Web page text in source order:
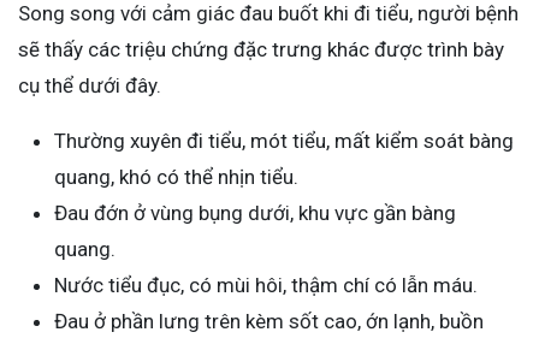
Song song với cảm giác đau buốt khi đi tiểu, người bệnh
sẽ thấy các triệu chứng đặc trưng khác được trình bày
cụ thể dưới đây.
Thường xuyên đi tiểu, mót tiểu, mất kiểm soát bàng
quang, khó có thể nhịn tiểu.
Đau đớn ở vùng bụng dưới, khu vực gần bàng
quang.
Nước tiểu đục, có mùi hôi, thậm chí có lẫn máu.
Đau ở phần lưng trên kèm sốt cao, ớn lạnh, buồn